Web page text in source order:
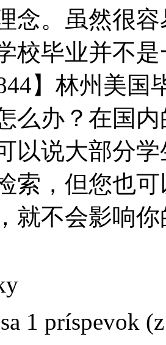
念。虽然很
校毕业并不
】林州美
么办？在国
以说大部分
索，但您也
就不会影响
1 príspevok